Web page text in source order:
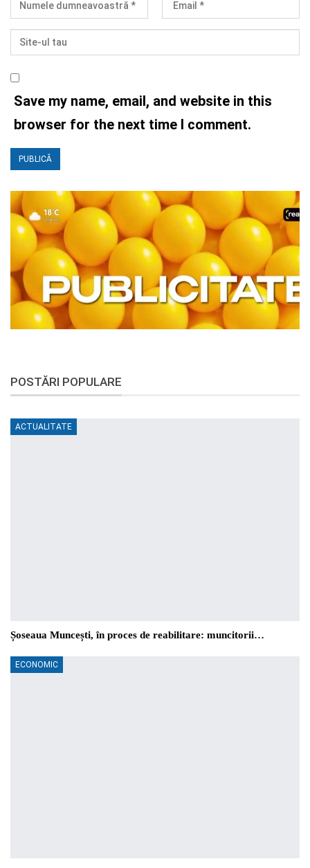
Save my name, email, and website in this
browser for the next time I comment.
POSTĂRI POPULARE
ACTUALITATE
Șoseaua Muncești, în proces de reabilitare: muncitorii…
ECONOMIC